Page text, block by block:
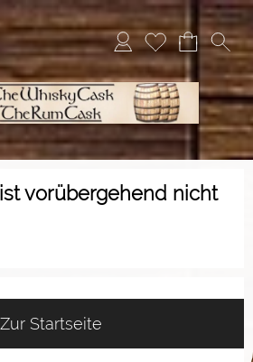
vorübergehend nicht
Zur Startseite